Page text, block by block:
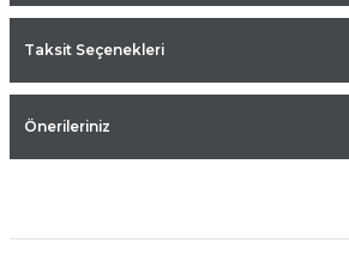
Taksit Seçenekleri
Önerileriniz